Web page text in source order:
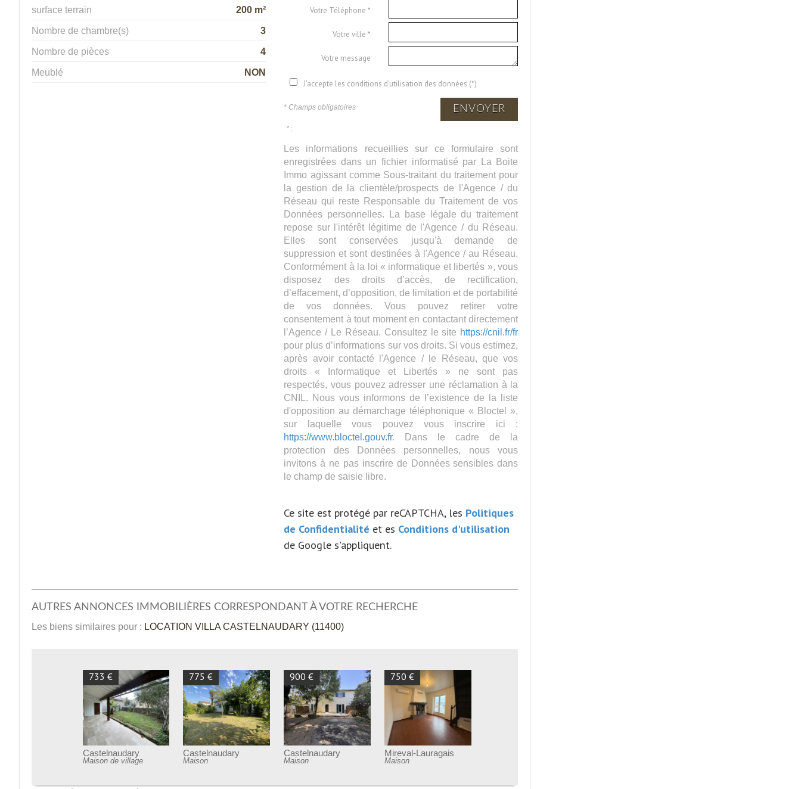
surface terrain
200 m²
Nombre de chambre(s)
3
Nombre de pièces
4
Meublé
NON
Votre Téléphone *
Votre ville *
Votre message
J'accepte les conditions d'utilisation des données (*)
* Champs obligatoires ENVOYER
* :
Les informations recueillies sur ce formulaire sont
enregistrées dans un fichier informatisé par La Boite
Immo agissant comme Sous-traitant du traitement pour
la gestion de la clientèle/prospects de l'Agence / du
Réseau qui reste Responsable du Traitement de vos
Données personnelles. La base légale du traitement
repose sur l'intérêt légitime de l'Agence / du Réseau.
Elles sont conservées jusqu'à demande de
suppression et sont destinées à l'Agence / au Réseau.
Conformément à la loi « informatique et libertés », vous
disposez des droits d’accès, de rectification,
d’effacement, d’opposition, de limitation et de portabilité
de vos données. Vous pouvez retirer votre
consentement à tout moment en contactant directement
l’Agence / Le Réseau. Consultez le site https://cnil.fr/fr
pour plus d’informations sur vos droits. Si vous estimez,
après avoir contacté l'Agence / le Réseau, que vos
droits « Informatique et Libertés » ne sont pas
respectés, vous pouvez adresser une réclamation à la
CNIL. Nous vous informons de l’existence de la liste
d'opposition au démarchage téléphonique « Bloctel »,
sur laquelle vous pouvez vous inscrire ici :
https://www.bloctel.gouv.fr. Dans le cadre de la
protection des Données personnelles, nous vous
invitons à ne pas inscrire de Données sensibles dans
le champ de saisie libre.
Ce site est protégé par reCAPTCHA, les Politiques
de Confidentialité et es Conditions d'utilisation
de Google s'appliquent.
AUTRES ANNONCES IMMOBILIÈRES CORRESPONDANT À VOTRE RECHERCHE
Les biens similaires pour : LOCATION VILLA CASTELNAUDARY (11400)
733 €
Castelnaudary
Maison de village
775 €
Castelnaudary
Maison
900 €
Castelnaudary
Maison
750 €
Mireval-Lauragais
Maison